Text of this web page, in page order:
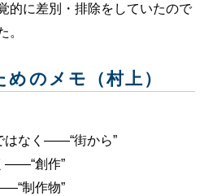
的に差別・排除をしていたので
のメモ（村上）
はなく――“街から”
――“創作”
制作物”